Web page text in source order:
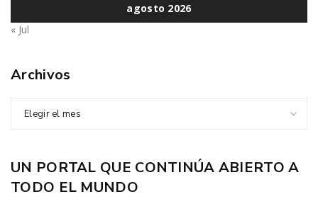
agosto 2026
« Jul
Archivos
Elegir el mes
UN PORTAL QUE CONTINÚA ABIERTO A
TODO EL MUNDO